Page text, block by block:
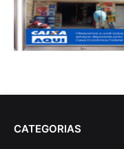
CATEGORIAS